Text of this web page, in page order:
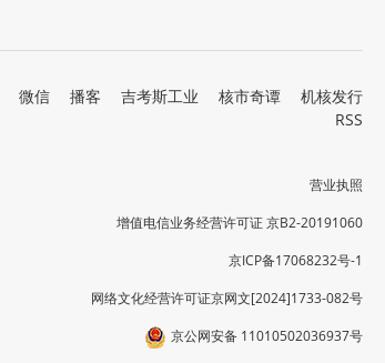
微信 播客 吉考斯工业 核市奇谭
机核发行
RSS
营业执照
增值电信业务经营许可证 京B2-20191060
京ICP备17068232号-1
网络文化经营许可证京网文[2024]1733-082号
京公网安备 11010502036937号